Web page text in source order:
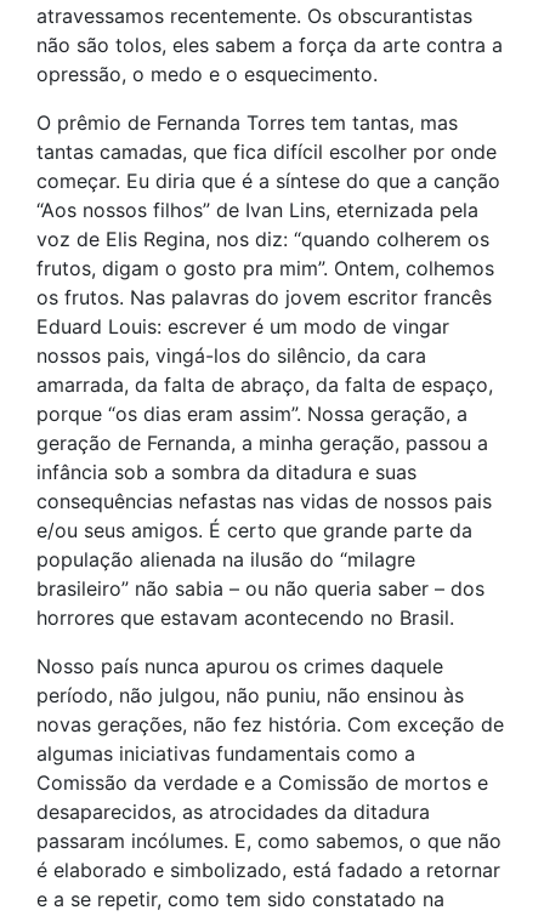
atravessamos recentemente. Os obscurantistas
não são tolos, eles sabem a força da arte contra a
opressão, o medo e o esquecimento.
O prêmio de Fernanda Torres tem tantas, mas
tantas camadas, que fica difícil escolher por onde
começar. Eu diria que é a síntese do que a canção
“Aos nossos filhos” de Ivan Lins, eternizada pela
voz de Elis Regina, nos diz: “quando colherem os
frutos, digam o gosto pra mim”. Ontem, colhemos
os frutos. Nas palavras do jovem escritor francês
Eduard Louis: escrever é um modo de vingar
nossos pais, vingá-los do silêncio, da cara
amarrada, da falta de abraço, da falta de espaço,
porque “os dias eram assim”. Nossa geração, a
geração de Fernanda, a minha geração, passou a
infância sob a sombra da ditadura e suas
consequências nefastas nas vidas de nossos pais
e/ou seus amigos. É certo que grande parte da
população alienada na ilusão do “milagre
brasileiro” não sabia – ou não queria saber – dos
horrores que estavam acontecendo no Brasil.
Nosso país nunca apurou os crimes daquele
período, não julgou, não puniu, não ensinou às
novas gerações, não fez história. Com exceção de
algumas iniciativas fundamentais como a
Comissão da verdade e a Comissão de mortos e
desaparecidos, as atrocidades da ditadura
passaram incólumes. E, como sabemos, o que não
é elaborado e simbolizado, está fadado a retornar
e a se repetir, como tem sido constatado na